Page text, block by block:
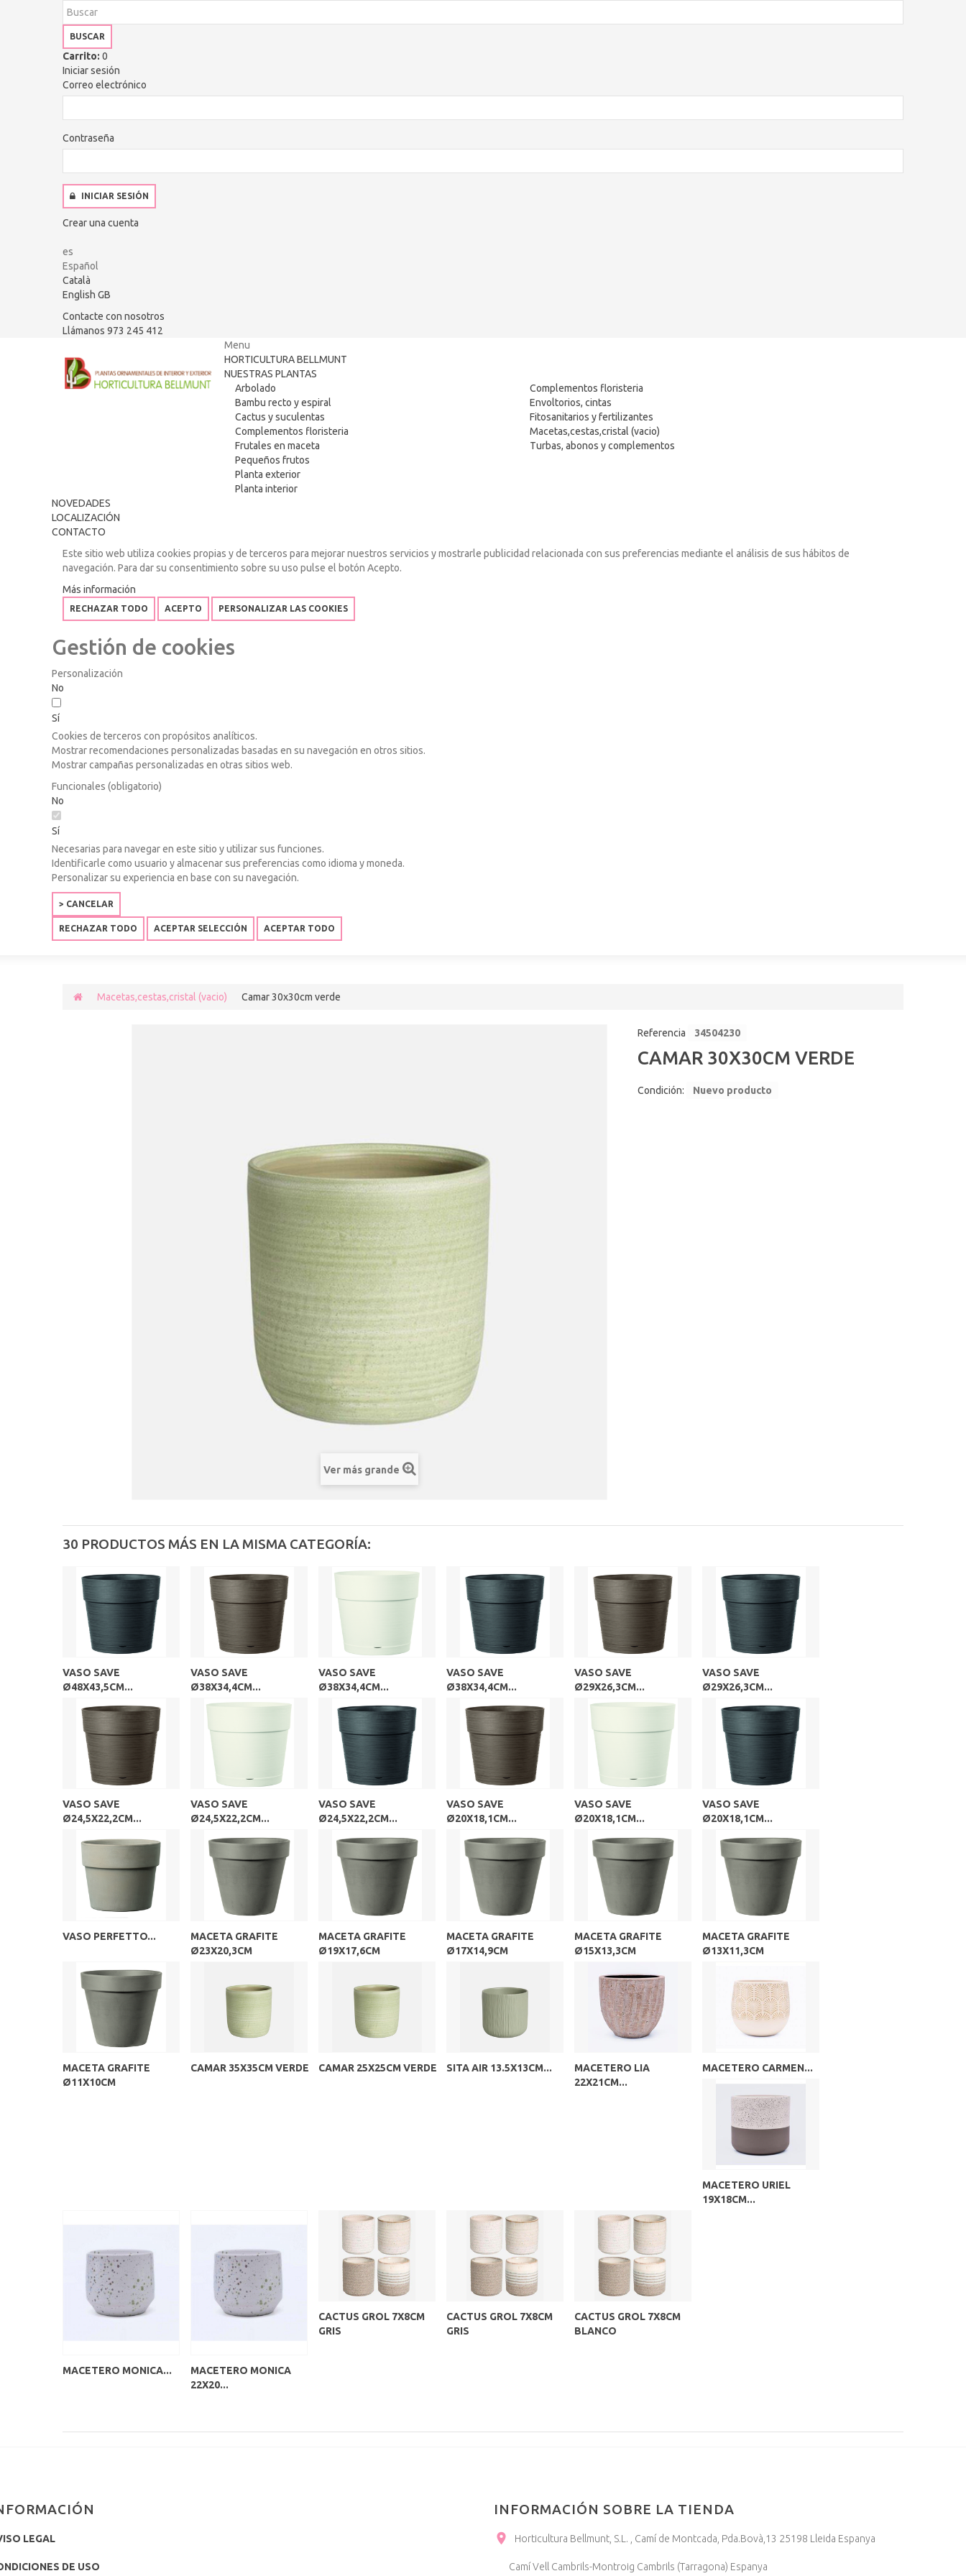
BUSCAR
Carrito: 0
Iniciar sesión
Correo electrónico
Contraseña
INICIAR SESIÓN
Crear una cuenta
es
Español
Català
English GB
Contacte con nosotros
Llámanos 973 245 412
Menu
HORTICULTURA BELLMUNT
NUESTRAS PLANTAS
Arbolado
Bambu recto y espiral
Cactus y suculentas
Complementos floristeria
Frutales en maceta
Pequeños frutos
Planta exterior
Planta interior
Complementos floristeria
Envoltorios, cintas
Fitosanitarios y fertilizantes
Macetas,cestas,cristal (vacio)
Turbas, abonos y complementos
NOVEDADES
LOCALIZACIÓN
CONTACTO
Este sitio web utiliza cookies propias y de terceros para mejorar nuestros servicios y mostrarle publicidad relacionada con sus preferencias mediante el análisis de sus hábitos de
navegación. Para dar su consentimiento sobre su uso pulse el botón Acepto.
Más información
RECHAZAR TODO ACEPTO PERSONALIZAR LAS COOKIES
Gestión de cookies
Personalización
No
Sí
Cookies de terceros con propósitos analíticos.
Mostrar recomendaciones personalizadas basadas en su navegación en otros sitios.
Mostrar campañas personalizadas en otras sitios web.
Funcionales (obligatorio)
No
Sí
Necesarias para navegar en este sitio y utilizar sus funciones.
Identificarle como usuario y almacenar sus preferencias como idioma y moneda.
Personalizar su experiencia en base con su navegación.
> CANCELAR
RECHAZAR TODO ACEPTAR SELECCIÓN ACEPTAR TODO
Macetas,cestas,cristal (vacio) Camar 30x30cm verde
Ver más grande
Referencia 34504230
CAMAR 30X30CM VERDE
Condición: Nuevo producto
30 PRODUCTOS MÁS EN LA MISMA CATEGORÍA:
VASO SAVE
Ø48X43,5CM...
VASO SAVE
Ø38X34,4CM...
VASO SAVE
Ø38X34,4CM...
VASO SAVE
Ø38X34,4CM...
VASO SAVE
Ø29X26,3CM...
VASO SAVE
Ø29X26,3CM...
VASO SAVE
Ø24,5X22,2CM...
VASO SAVE
Ø24,5X22,2CM...
VASO SAVE
Ø24,5X22,2CM...
VASO SAVE
Ø20X18,1CM...
VASO SAVE
Ø20X18,1CM...
VASO SAVE
Ø20X18,1CM...
VASO PERFETTO...
MACETA GRAFITE
Ø23X20,3CM
MACETA GRAFITE
Ø19X17,6CM
MACETA GRAFITE
Ø17X14,9CM
MACETA GRAFITE
Ø15X13,3CM
MACETA GRAFITE
Ø13X11,3CM
MACETA GRAFITE
Ø11X10CM
CAMAR 35X35CM VERDE CAMAR 25X25CM VERDE SITA AIR 13.5X13CM...
MACETERO LIA
22X21CM...
MACETERO CARMEN...
MACETERO URIEL
19X18CM...
MACETERO MONICA...
MACETERO MONICA
22X20...
CACTUS GROL 7X8CM
GRIS
CACTUS GROL 7X8CM
GRIS
CACTUS GROL 7X8CM
BLANCO
LEGAL
DE USO
INFORMACIÓN SOBRE LA TIENDA
Horticultura Bellmunt, S.L. , Camí de Montcada, Pda.Bovà,13 25198 Lleida Espanya
Camí Vell Cambrils-Montroig Cambrils (Tarragona) Espanya